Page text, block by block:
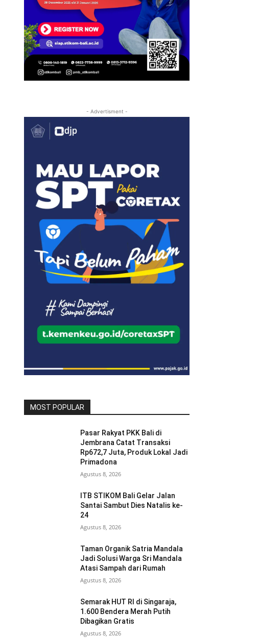
- Advertisment -
MOST POPULAR
Pasar Rakyat PKK Bali di
Jembrana Catat Transaksi
Rp672,7 Juta, Produk Lokal Jadi
Primadona
Agustus 8, 2026
ITB STIKOM Bali Gelar Jalan
Santai Sambut Dies Natalis ke-
24
Agustus 8, 2026
Taman Organik Satria Mandala
Jadi Solusi Warga Sri Mandala
Atasi Sampah dari Rumah
Agustus 8, 2026
Semarak HUT RI di Singaraja,
1.600 Bendera Merah Putih
Dibagikan Gratis
Agustus 8, 2026